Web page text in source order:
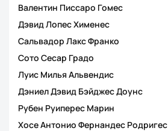
Валентин Писсаро Гомес
Дэвид Лопес Хименес
Сальвадор Лакс Франко
Сото Сесар Градо
Луис Милья Альвендис
Дэниел Дэвид Бэйджес Доунс
Рубен Руиперес Марин
Хосе Антонио Фернандес Родригес